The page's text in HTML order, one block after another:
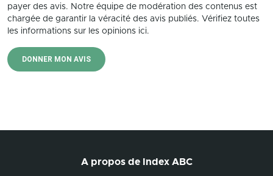
payer des avis. Notre équipe de modération des contenus est
chargée de garantir la véracité des avis publiés. Vérifiez toutes
les informations sur les opinions ici.
DONNER MON AVIS
A propos de Index ABC